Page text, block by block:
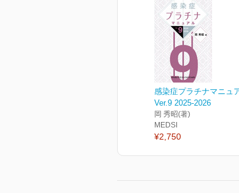
感染症プラチナマニュ
Ver.9 2025-2026
岡 秀昭(著)
MEDSI
¥2,750